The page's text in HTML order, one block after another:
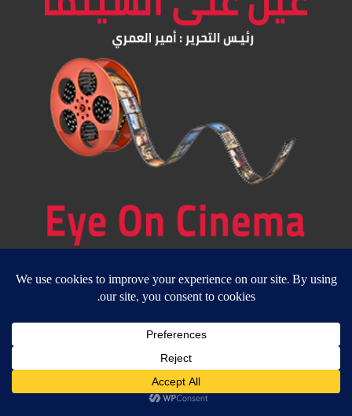
مجلة الكترونية مستقلة متخصصة في قضايا وشؤون السينما والنقد
السينمائي
المقالات المنشورة تعبر عن آراء كتابها ولا تعبر عن رأي الموقع
جميع الحقوق محفوظة ولا يسمح بإعادة نشر أي مادة من المواد المنشورة في هذا
الموقع إلا بعد الحصول على تصريح مكتوب من الناشر/ رئيس التحرير